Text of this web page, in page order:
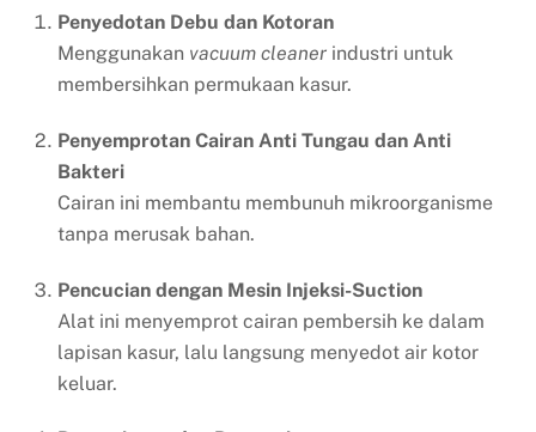
Penyedotan Debu dan Kotoran
Menggunakan vacuum cleaner industri untuk
membersihkan permukaan kasur.
Penyemprotan Cairan Anti Tungau dan Anti
Bakteri
Cairan ini membantu membunuh mikroorganisme
tanpa merusak bahan.
Pencucian dengan Mesin Injeksi-Suction
Alat ini menyemprot cairan pembersih ke dalam
lapisan kasur, lalu langsung menyedot air kotor
keluar.